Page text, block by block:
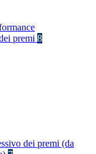
premi 8
dei premi (da